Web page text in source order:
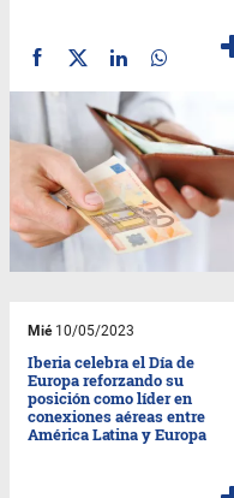
Mié10/05/2023
Iberia celebra el Día de
Europa reforzando su
posición como líder en
conexiones aéreas entre
América Latina y Europa